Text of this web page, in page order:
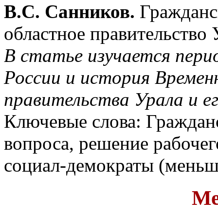
В.С. Санников.
областное правительство
В статье изучается
России и история
правительства Урала и
Ключевые слова:
вопроса, решение
социал-демократы